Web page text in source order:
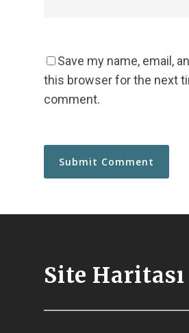
Save my name, email,
this browser for the next
comment.
Site Haritası